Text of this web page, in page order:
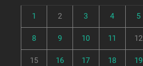
1 2 3 4 5
8 9 10 11 12
15 16 17 18 19